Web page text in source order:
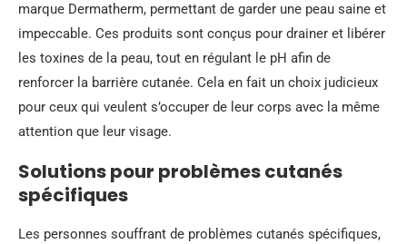
marque Dermatherm, permettant de garder une peau saine et
impeccable. Ces produits sont conçus pour drainer et libérer
les toxines de la peau, tout en régulant le pH afin de
renforcer la barrière cutanée. Cela en fait un choix judicieux
pour ceux qui veulent s’occuper de leur corps avec la même
attention que leur visage.
Solutions pour problèmes cutanés
spécifiques
Les personnes souffrant de problèmes cutanés spécifiques,